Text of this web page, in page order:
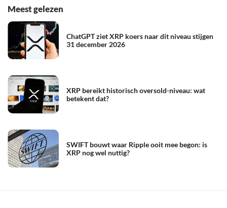
Meest gelezen
ChatGPT ziet XRP koers naar dit niveau stijgen
31 december 2026
XRP bereikt historisch oversold-niveau: wat
betekent dat?
SWIFT bouwt waar Ripple ooit mee begon: is
XRP nog wel nuttig?